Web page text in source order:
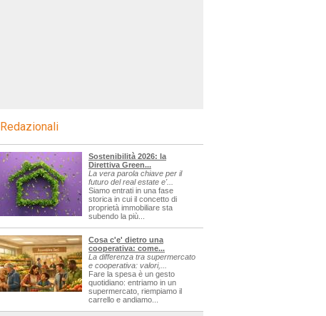
Redazionali
Sostenibilità 2026: la
Direttiva Green...
La vera parola chiave per il
futuro del real estate e'...
Siamo entrati in una fase
storica in cui il concetto di
proprietà immobiliare sta
subendo la più...
Cosa c'e' dietro una
cooperativa: come...
La differenza tra supermercato
e cooperativa: valori,...
Fare la spesa è un gesto
quotidiano: entriamo in un
supermercato, riempiamo il
carrello e andiamo...